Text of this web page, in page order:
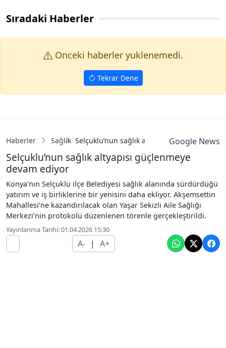
Sıradaki Haberler
Onceki haberler yuklenemedi.
Tekrar Dene
Haberler Sağlık Selçuklu’nun sağlık altyapısı güçlenmeye
Google News
Selçuklu’nun sağlık altyapısı güçlenmeye
devam ediyor
Konya’nın Selçuklu ilçe Belediyesi sağlık alanında sürdürdüğü
yatırım ve iş birliklerine bir yenisini daha ekliyor. Akşemsettin
Mahallesi’ne kazandırılacak olan Yaşar Sekizli Aile Sağlığı
Merkezi’nin protokolü düzenlenen törenle gerçekleştirildi.
Yayınlanma Tarihi: 01.04.2026 15:30
A- | A+